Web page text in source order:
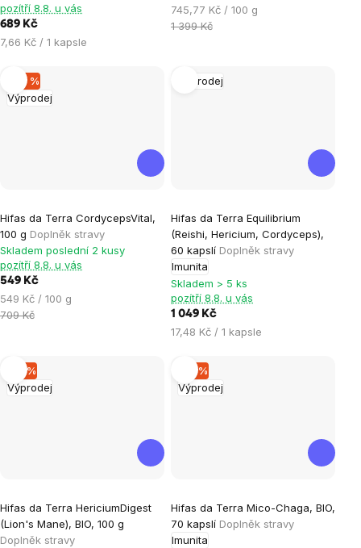
pozítří 8.8. u vás
689 Kč
Měrná
7,66 Kč / 1 kapsle
z
5
Měrná
cena:
745,77 Kč / 100 g
1 399 Kč
Výprodej
–22 %
Hifas da Terra CordycepsVital,
100 g Doplněk stravy
Skladem poslední 2 kusy
pozítří 8.8. u vás
549 Kč
Měrná
cena:
549 Kč / 100 g
709 Kč
Výprodej
Hifas da Terra Equilibrium
(Reishi, Hericium, Cordyceps),
60 kapslí Doplněk stravy
Imunita
Skladem > 5 ks
pozítří 8.8. u vás
1 049 Kč
Měrná
17,48 Kč / 1 kapsle
Výprodej
–15 %
Hifas da Terra HericiumDigest
(Lion's Mane), BIO, 100 g
Doplněk stravy
Výprodej
–16 %
Hifas da Terra Mico-Chaga, BIO,
70 kapslí Doplněk stravy
Imunita